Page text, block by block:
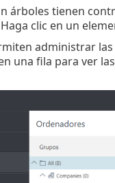
árboles tienen
clic en un
administrar
una fila para ver